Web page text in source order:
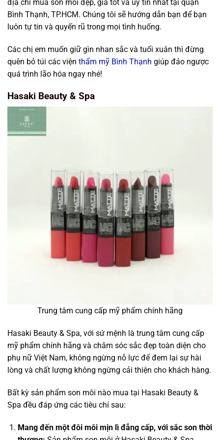
địa chỉ mua son môi đẹp, giá tốt và uy tín nhất tại quận
Bình Thạnh, TP.HCM. Chúng tôi sẽ hướng dẫn bạn để bạn
luôn tự tin và quyến rũ trong mọi tình huống.
Các chị em muốn giữ gìn nhan sắc và tuổi xuân thì đừng
quên bỏ túi các viện thẩm mỹ Bình Thạnh giúp đảo ngược
quá trình lão hóa ngay nhé!
Hasaki Beauty & Spa
Trung tâm cung cấp mỹ phẩm chính hãng
Hasaki Beauty & Spa, với sứ mệnh là trung tâm cung cấp
mỹ phẩm chính hãng và chăm sóc sắc đẹp toàn diện cho
phụ nữ Việt Nam, không ngừng nỗ lực để đem lại sự hài
lòng và chất lượng không ngừng cải thiện cho khách hàng.
Bất kỳ sản phẩm son môi nào mua tại Hasaki Beauty &
Spa đều đáp ứng các tiêu chí sau:
Mang đến một đôi môi mịn lì đẳng cấp, với sắc son thời